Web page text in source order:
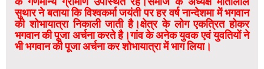
सुथार ने बताया कि विश्वकर्मा जयंती पर हर वर्ष नान्देशमा में भगवान
की शोभायात्रा निकाली जाती है।क्षेत्र के लोग एकत्रित होकर
भगवान की पूजा अर्चना करते है।गांव के अनेक युवक एवं युवतियों ने
भी भगवान की पूजा अर्चना कर शोभायात्रा में भाग लिया।